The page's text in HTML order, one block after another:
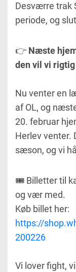
Desværre trak
periode, og
👉 Næste
den vil vi
Nu venter en
af OL, og
20. februar
Herlev venter.
sæson, og vi
🎟️ Billetter til
og vær med.
Køb billet her:
https://
200226
Vi lover fight,